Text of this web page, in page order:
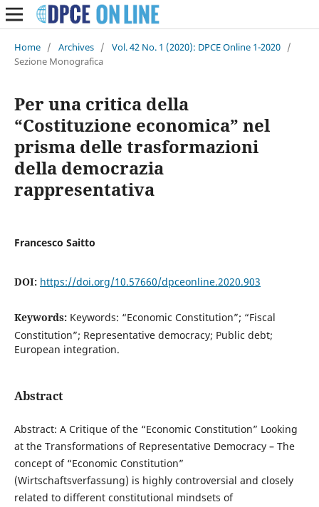
Home / Archives / Vol. 42 No. 1 (2020): DPCE Online 1-2020 /
Sezione Monografica
Per una critica della
“Costituzione economica” nel
prisma delle trasformazioni
della democrazia
rappresentativa
Francesco Saitto
DOI: https://doi.org/10.57660/dpceonline.2020.903
Keywords: Keywords: “Economic Constitution”; “Fiscal
Constitution”; Representative democracy; Public debt;
European integration.
Abstract
Abstract: A Critique of the “Economic Constitution” Looking
at the Transformations of Representative Democracy – The
concept of “Economic Constitution”
(Wirtschaftsverfassung) is highly controversial and closely
related to different constitutional mindsets of